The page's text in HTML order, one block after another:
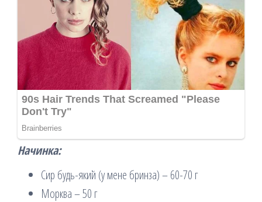
Начинка:
Сир будь-який (у мене бринза) – 60-70 г
Морква – 50 г